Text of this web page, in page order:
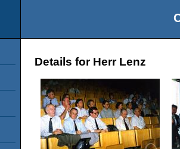
Details for Herr Lenz